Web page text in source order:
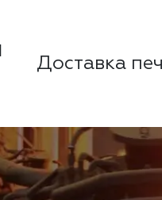
Доставка